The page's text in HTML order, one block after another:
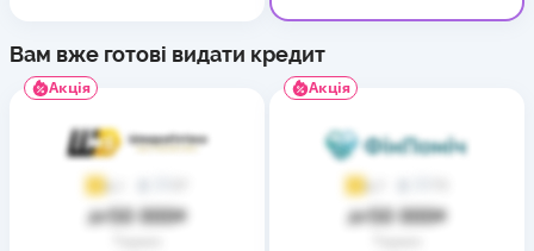
Вам вже готові видати кредит
Акція
4,1
до50 000₴
Акція
4,7
до50 000₴